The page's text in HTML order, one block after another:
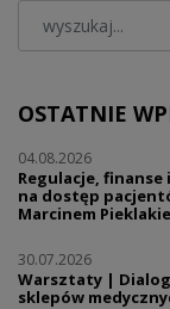
OSTATNIE
04.08.2026
Regulacje, finanse
na dostęp
Marcinem
30.07.2026
Warsztaty |
sklepów